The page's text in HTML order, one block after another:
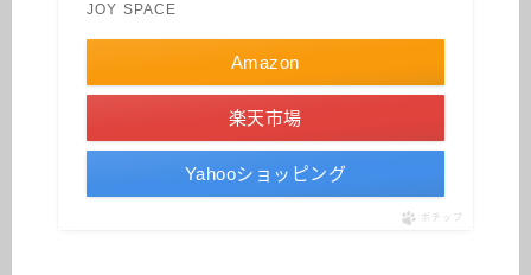
JOY SPACE
Amazon
楽天市場
Yahooショッピング
ポチップ